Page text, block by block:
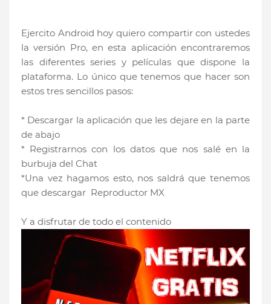
Ejercito Android hoy quiero compartir con ustedes
la versión Pro, en esta aplicación encontraremos
las diferentes series y películas que dispone la
plataforma. Lo único que tenemos que hacer son
estos tres sencillos pasos:
* Descargar la aplicación que les dejare en la parte
de abajo
* Registrarnos con los datos que nos salé en la
burbuja del Chat
*Una vez hagamos esto, nos saldrá que tenemos
que descargar Reproductor MX
Y a disfrutar de todo el contenido